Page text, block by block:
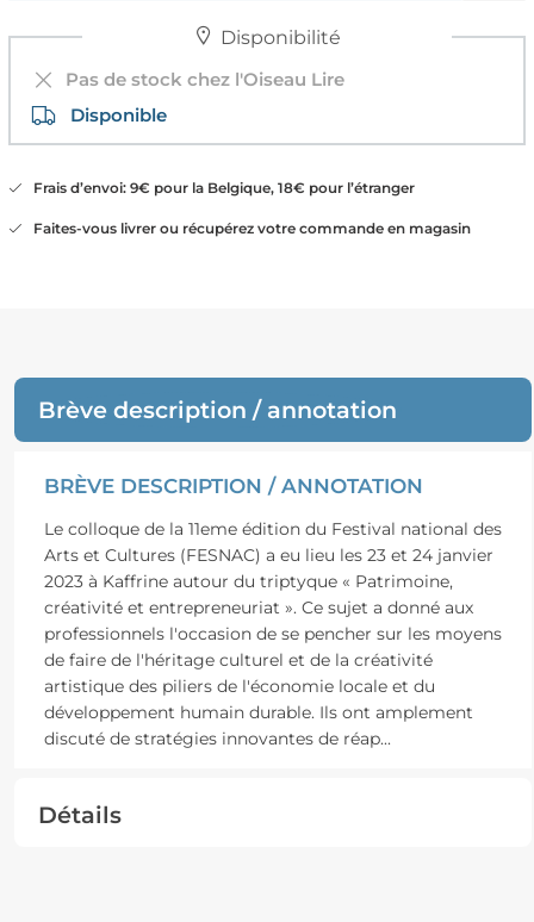
Disponibilité
Pas de stock chez l'Oiseau Lire
Disponible
Frais d’envoi: 9€ pour la Belgique, 18€ pour l’étranger
Faites-vous livrer ou récupérez votre commande en magasin
Brève description / annotation
BRÈVE DESCRIPTION / ANNOTATION
Le colloque de la 11eme édition du Festival national des
Arts et Cultures (FESNAC) a eu lieu les 23 et 24 janvier
2023 à Kaffrine autour du triptyque « Patrimoine,
créativité et entrepreneuriat ». Ce sujet a donné aux
professionnels l'occasion de se pencher sur les moyens
de faire de l'héritage culturel et de la créativité
artistique des piliers de l'économie locale et du
développement humain durable. Ils ont amplement
discuté de stratégies innovantes de réap...
Détails